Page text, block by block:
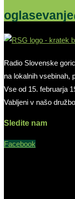
Radio Slovenske
na lokalnih vsebinah,
Vse od 15. februarja
Vabljeni v našo
Sledite nam
Facebook